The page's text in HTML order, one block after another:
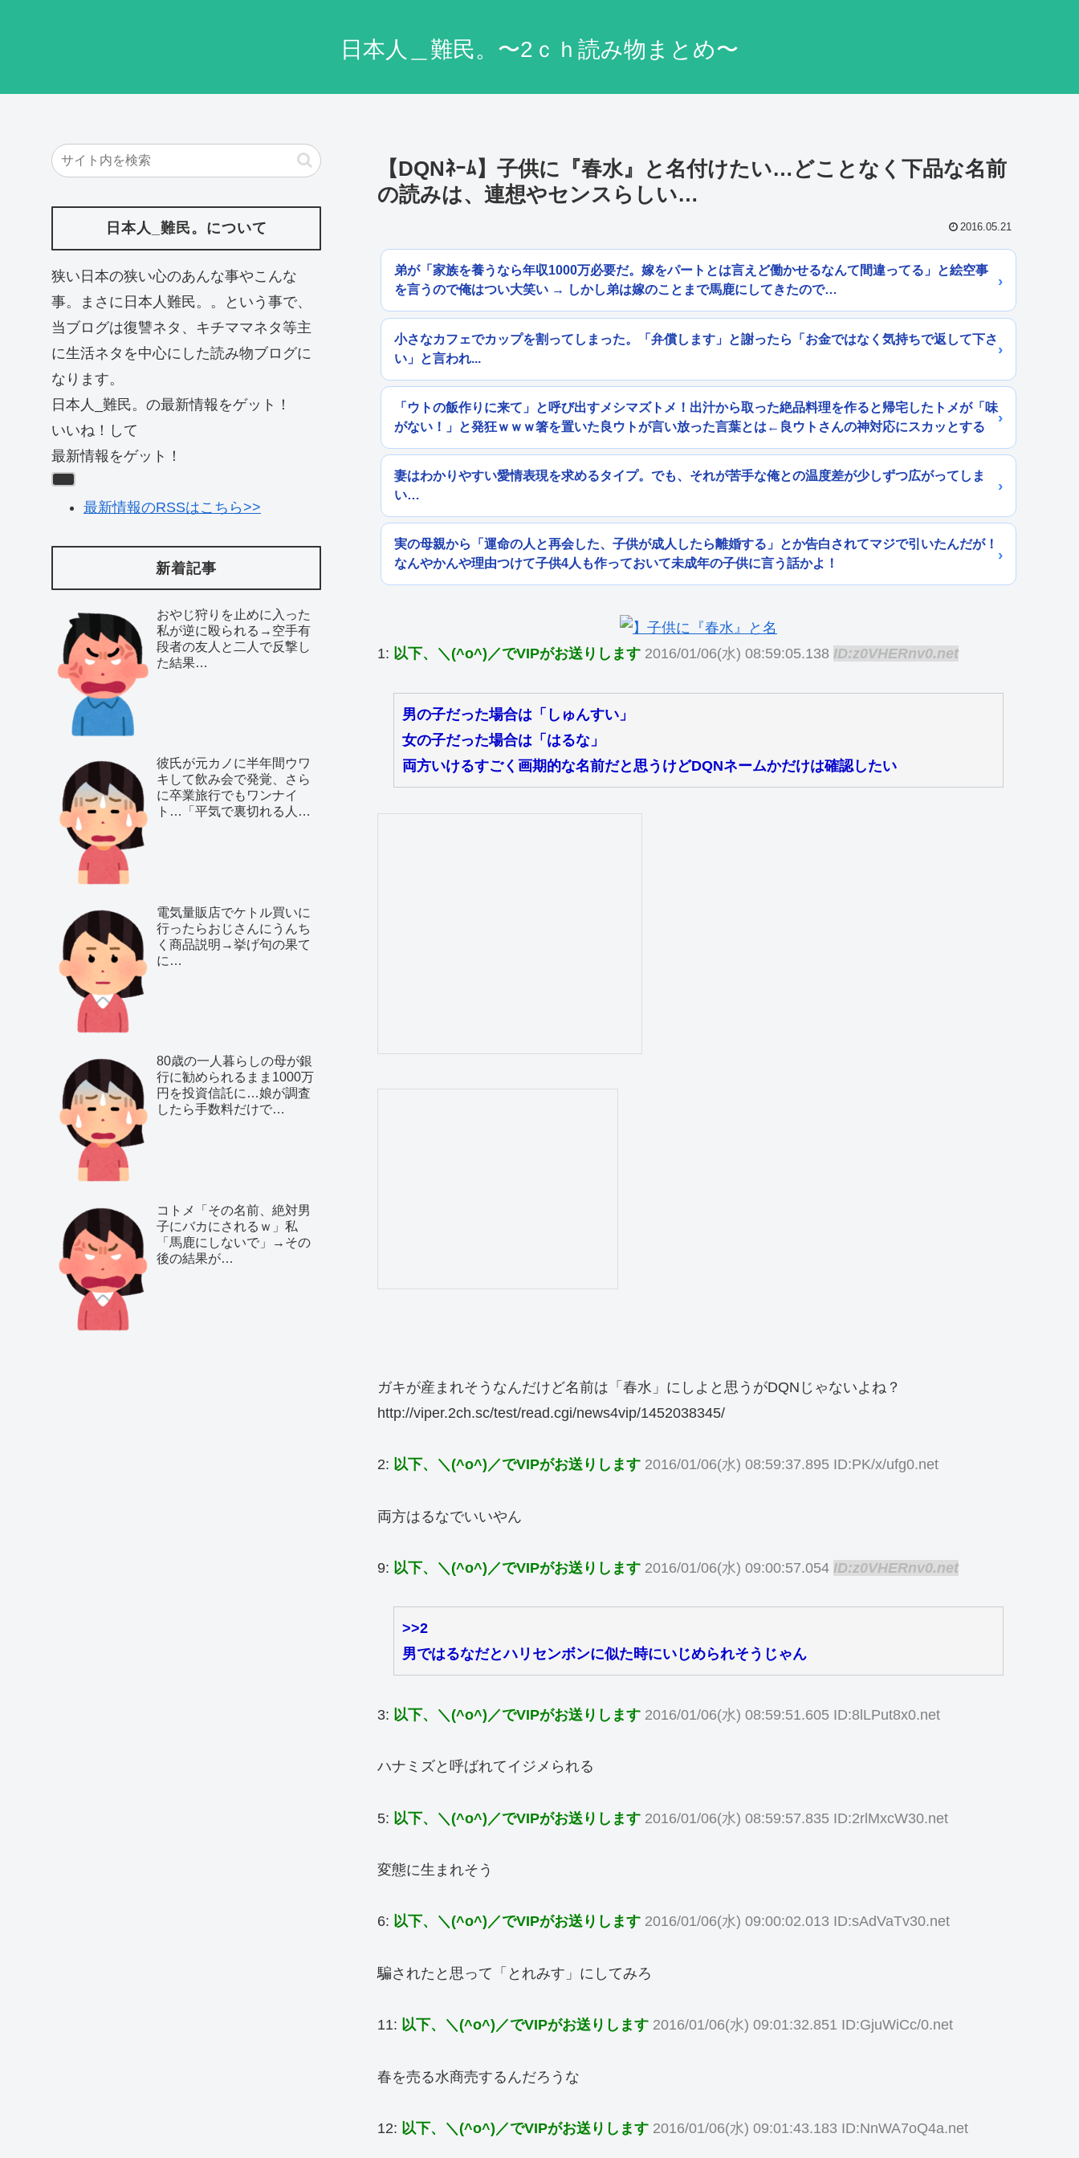
日本人＿難民。〜2ｃｈ読み物まとめ〜
【DQNﾈｰﾑ】子供に『春水』と名付けたい…どことなく下品な名前
の読みは、連想やセンスらしい…
2016.05.21
弟が「家族を養うなら年収1000万必要だ。嫁をパートとは言えど働かせるなんて間違ってる」と絵空事
を言うので俺はつい大笑い → しかし弟は嫁のことまで馬鹿にしてきたので…
小さなカフェでカップを割ってしまった。「弁償します」と謝ったら「お金ではなく気持ちで返して下さ
い」と言われ...
「ウトの飯作りに来て」と呼び出すメシマズトメ！出汁から取った絶品料理を作ると帰宅したトメが「味
がない！」と発狂ｗｗｗ箸を置いた良ウトが言い放った言葉とは←良ウトさんの神対応にスカッとする
妻はわかりやすい愛情表現を求めるタイプ。でも、それが苦手な俺との温度差が少しずつ広がってしま
い…
実の母親から「運命の人と再会した、子供が成人したら離婚する」とか告白されてマジで引いたんだが！
なんやかんや理由つけて子供4人も作っておいて未成年の子供に言う話かよ！
1: 以下、＼(^o^)／でVIPがお送りします 2016/01/06(水) 08:59:05.138 ID:z0VHERnv0.net
男の子だった場合は「しゅんすい」
女の子だった場合は「はるな」
両方いけるすごく画期的な名前だと思うけどDQNネームかだけは確認したい
ガキが産まれそうなんだけど名前は「春水」にしよと思うがDQNじゃないよね？
http://viper.2ch.sc/test/read.cgi/news4vip/1452038345/
2: 以下、＼(^o^)／でVIPがお送りします 2016/01/06(水) 08:59:37.895 ID:PK/x/ufg0.net
両方はるなでいいやん
9: 以下、＼(^o^)／でVIPがお送りします 2016/01/06(水) 09:00:57.054 ID:z0VHERnv0.net
>>2
男ではるなだとハリセンボンに似た時にいじめられそうじゃん
3: 以下、＼(^o^)／でVIPがお送りします 2016/01/06(水) 08:59:51.605 ID:8lLPut8x0.net
ハナミズと呼ばれてイジメられる
5: 以下、＼(^o^)／でVIPがお送りします 2016/01/06(水) 08:59:57.835 ID:2rlMxcW30.net
変態に生まれそう
6: 以下、＼(^o^)／でVIPがお送りします 2016/01/06(水) 09:00:02.013 ID:sAdVaTv30.net
騙されたと思って「とれみす」にしてみろ
11: 以下、＼(^o^)／でVIPがお送りします 2016/01/06(水) 09:01:32.851 ID:GjuWiCc/0.net
春を売る水商売するんだろうな
12: 以下、＼(^o^)／でVIPがお送りします 2016/01/06(水) 09:01:43.183 ID:NnWA7oQ4a.net
日本人_難民。について
狭い日本の狭い心のあんな事やこんな
事。まさに日本人難民。。という事で、
当ブログは復讐ネタ、キチママネタ等主
に生活ネタを中心にした読み物ブログに
なります。
日本人_難民。の最新情報をゲット！
いいね！して
最新情報をゲット！
最新情報のRSSはこちら>>
新着記事
おやじ狩りを止めに入った
私が逆に殴られる→空手有
段者の友人と二人で反撃し
た結果…
彼氏が元カノに半年間ウワ
キして飲み会で発覚、さら
に卒業旅行でもワンナイ
ト…「平気で裏切れる人種
電気量販店でケトル買いに
行ったらおじさんにうんち
く商品説明→挙げ句の果て
に…
80歳の一人暮らしの母が銀
行に勧められるまま1000万
円を投資信託に…娘が調査
したら手数料だけで…
コトメ「その名前、絶対男
子にバカにされるｗ」私
「馬鹿にしないで」→その
後の結果が…